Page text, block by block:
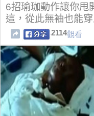
6招瑜珈動作讓你甩
這，從此無袖也能穿
2114觀看